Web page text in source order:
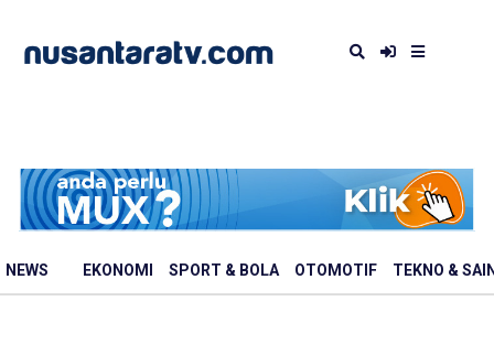
NEWS EKONOMI SPORT & BOLA OTOMOTIF TEKNO &